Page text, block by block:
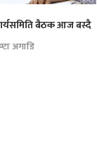
बैठक आज बस्दै
अगाडि